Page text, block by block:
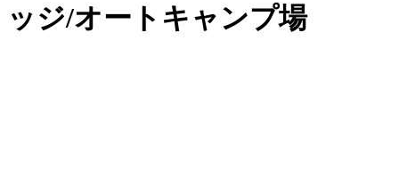
ッジ/オートキャンプ場